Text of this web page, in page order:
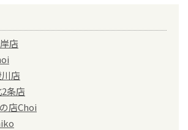
店
店
条店
店Choi